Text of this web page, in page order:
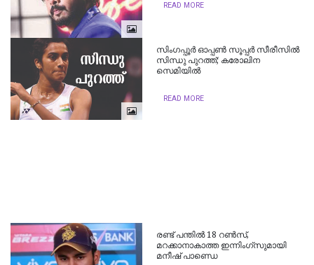
READ MORE
സിംഗപ്പൂര്‍ ഓപ്പണ്‍ സൂപ്പര്‍ സീരീസില്‍
സിന്ധു പുറത്ത്; കരോലിന
സെമിയില്‍
READ MORE
രണ്ട് പന്തില്‍ 18 റണ്‍സ്,
മറക്കാനാകാത്ത ഇന്നിംഗ്സുമായി
മനീഷ് പാണ്ഡെ